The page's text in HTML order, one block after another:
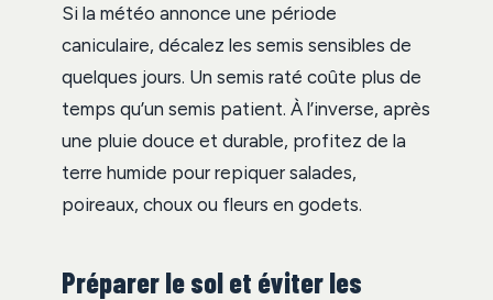
Si la météo annonce une période
caniculaire, décalez les semis sensibles de
quelques jours. Un semis raté coûte plus de
temps qu’un semis patient. À l’inverse, après
une pluie douce et durable, profitez de la
terre humide pour repiquer salades,
poireaux, choux ou fleurs en godets.
Préparer le sol et éviter les